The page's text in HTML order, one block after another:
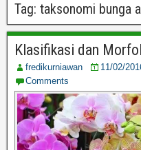
Tag: taksonomi bunga
Klasifikasi dan
fredikurniawan 11/02/
Comments